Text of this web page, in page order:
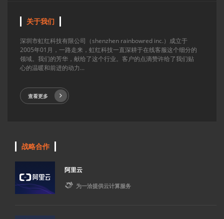
关于我们
深圳市虹红科技有限公司（shenzhen rainbowred inc.）成立于
2005年01月，一路走来，虹红科技一直深耕于在线客服这个细分的
领域。我们的芳华，献给了这个行业。客户的点滴赞许给了我们贴
心的温暖和前进的动力...
查看更多
战略合作
阿里云
 为一洽提供云计算服务